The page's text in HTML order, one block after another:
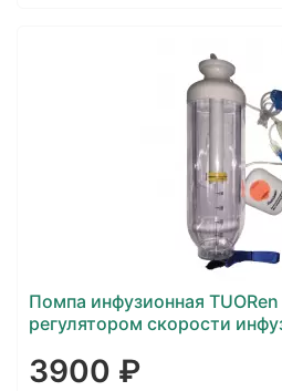
Помпа инфузионная
регулятором скорости
модулем 2мл/15мин
3900 ₽